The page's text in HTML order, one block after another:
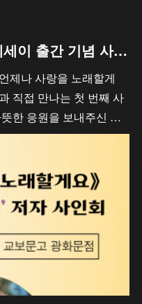
🎶 [우타고코로 리에 첫 에세이 출간 기념 사인회 안내 / 歌心りえ 初エッセイ出版記念サイン会のお知らせ]
제나 사랑을 노래할게
직접 만나는 첫 번째 사
한 응원을 보내주신 …